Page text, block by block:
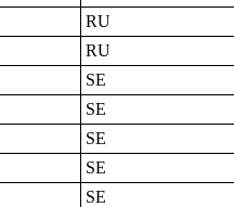
RU
RU
SE
SE
SE
SE
SE